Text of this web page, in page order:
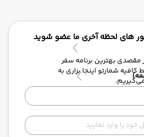
های لحظه آخری ما عضو شوید
مقصدی بهترین برنامه سفر
شمارتو اینجا بزاری به